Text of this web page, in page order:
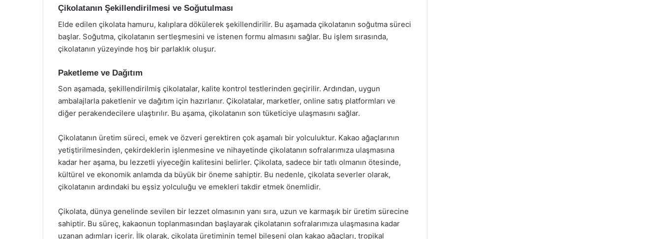
Çikolatanın Şekillendirilmesi ve Soğutulması
Elde edilen çikolata hamuru, kalıplara dökülerek şekillendirilir. Bu aşamada çikolatanın soğutma süreci
başlar. Soğutma, çikolatanın sertleşmesini ve istenen formu almasını sağlar. Bu işlem sırasında,
çikolatanın yüzeyinde hoş bir parlaklık oluşur.
Paketleme ve Dağıtım
Son aşamada, şekillendirilmiş çikolatalar, kalite kontrol testlerinden geçirilir. Ardından, uygun
ambalajlarla paketlenir ve dağıtım için hazırlanır. Çikolatalar, marketler, online satış platformları ve
diğer perakendecilere ulaştırılır. Bu aşama, çikolatanın son tüketiciye ulaşmasını sağlar.
Çikolatanın üretim süreci, emek ve özveri gerektiren çok aşamalı bir yolculuktur. Kakao ağaçlarının
yetiştirilmesinden, çekirdeklerin işlenmesine ve nihayetinde çikolatanın sofralarımıza ulaşmasına
kadar her aşama, bu lezzetli yiyeceğin kalitesini belirler. Çikolata, sadece bir tatlı olmanın ötesinde,
kültürel ve ekonomik anlamda da büyük bir öneme sahiptir. Bu nedenle, çikolata severler olarak,
çikolatanın ardındaki bu eşsiz yolculuğu ve emekleri takdir etmek önemlidir.
Çikolata, dünya genelinde sevilen bir lezzet olmasının yanı sıra, uzun ve karmaşık bir üretim sürecine
sahiptir. Bu süreç, kakaonun toplanmasından başlayarak çikolatanın sofralarımıza ulaşmasına kadar
uzanan adımları içerir. İlk olarak, çikolata üretiminin temel bileşeni olan kakao ağaçları, tropikal